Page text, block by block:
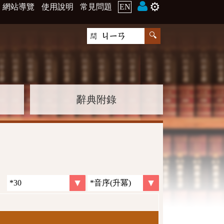
網站導覽 使用說明 常見問題 EN ⚙️
辭典附錄